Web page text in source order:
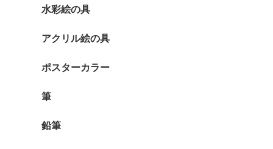
水彩絵の具
アクリル絵の具
ポスターカラー
筆
鉛筆